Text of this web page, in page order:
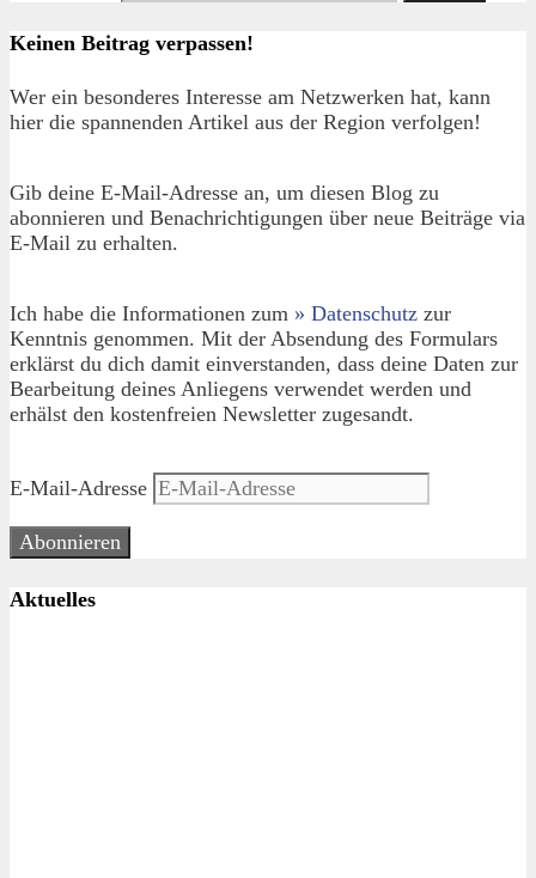
Keinen Beitrag verpassen!
Wer ein besonderes Interesse am Netzwerken hat, kann
hier die spannenden Artikel aus der Region verfolgen!
Gib deine E-Mail-Adresse an, um diesen Blog zu
abonnieren und Benachrichtigungen über neue Beiträge via
E-Mail zu erhalten.
Ich habe die Informationen zum » Datenschutz zur
Kenntnis genommen. Mit der Absendung des Formulars
erklärst du dich damit einverstanden, dass deine Daten zur
Bearbeitung deines Anliegens verwendet werden und
erhälst den kostenfreien Newsletter zugesandt.
E-Mail-Adresse
Abonnieren
Aktuelles